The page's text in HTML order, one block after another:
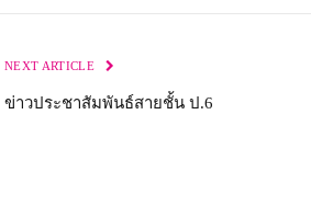
NEXT ARTICLE
ข่าวประชาสัมพันธ์สายชั้น ป.6